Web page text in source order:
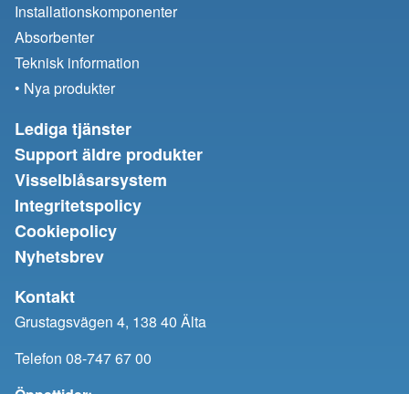
Installationskomponenter
Absorbenter
Teknisk information
• Nya produkter
Lediga tjänster
Support äldre produkter
Visselblåsarsystem
Integritetspolicy
Cookiepolicy
Nyhetsbrev
Kontakt
Grustagsvägen 4, 138 40 Älta
Telefon 08-747 67 00